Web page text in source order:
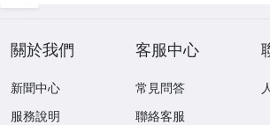
關於我們
新聞中心
服務說明
客服中心
常見問答
聯絡客服